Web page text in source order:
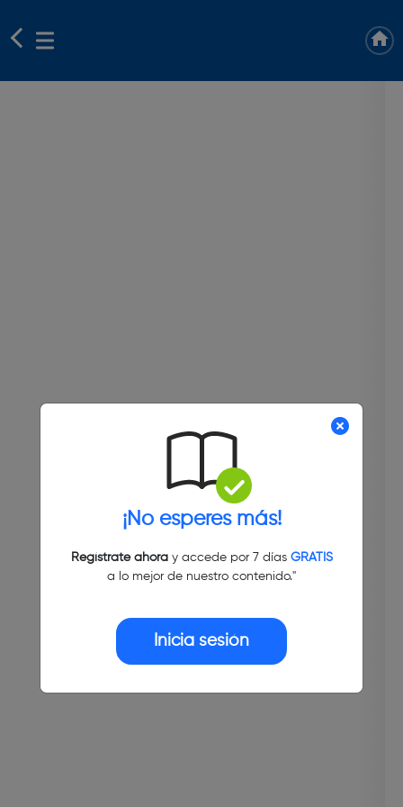
¡No esperes más!
Regístrate ahoray accede por 7 días GRATIS
a lo mejor de nuestro contenido."
Inicia sesión